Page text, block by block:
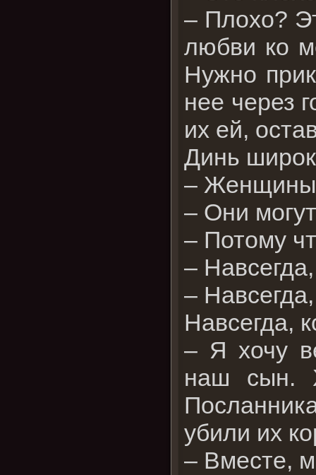
– Плохо?
любви ко
Нужно
нее через
их ей,
Динь
– Женщины
– Они
– Потому
–
–
Навсегда,
– Я хочу
наш сын.
убили их
– Вместе,